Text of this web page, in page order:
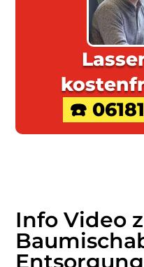
☎️
Info Video